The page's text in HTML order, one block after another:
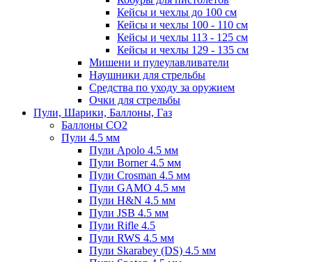
Кейсы и чехлы до 100 см
Кейсы и чехлы 100 - 110 см
Кейсы и чехлы 113 - 125 см
Кейсы и чехлы 129 - 135 см
Мишени и пулеулавливатели
Наушники для стрельбы
Средства по уходу за оружием
Очки для стрельбы
Пули, Шарики, Баллоны, Газ
Баллоны CO2
Пули 4.5 мм
Пули Apolo 4.5 мм
Пули Borner 4.5 мм
Пули Crosman 4.5 мм
Пули GAMO 4.5 мм
Пули H&N 4.5 мм
Пули JSB 4.5 мм
Пули Rifle 4.5
Пули RWS 4.5 мм
Пули Skarabey (DS) 4.5 мм